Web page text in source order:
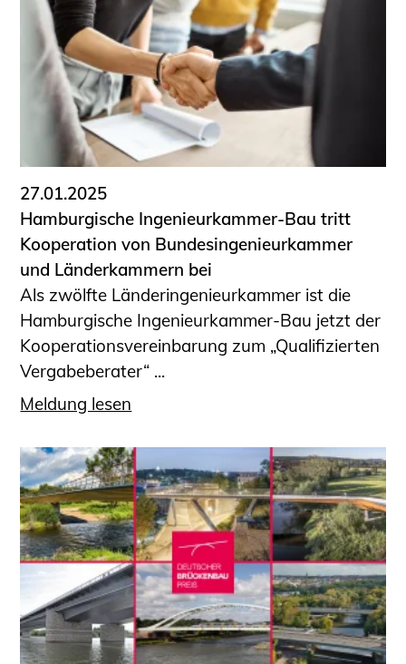
27.01.2025
Hamburgische Ingenieurkammer-Bau tritt
Kooperation von Bundesingenieurkammer
und Länderkammern bei
Als zwölfte Länderingenieurkammer ist die
Hamburgische Ingenieurkammer-Bau jetzt der
Kooperationsvereinbarung zum „Qualifizierten
Vergabeberater“ ...
Meldung lesen